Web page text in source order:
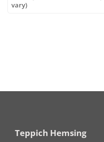
vary)
Teppich Hemsing